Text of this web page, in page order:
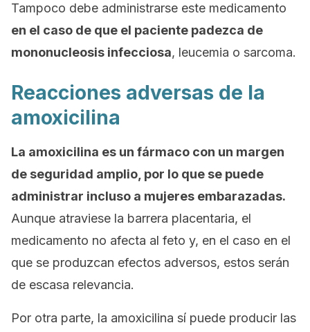
Tampoco debe administrarse este medicamento
en el caso de que el paciente padezca de
mononucleosis infecciosa, leucemia o sarcoma.
Reacciones adversas de la
amoxicilina
La amoxicilina es un fármaco con un margen
de seguridad amplio, por lo que se puede
administrar incluso a mujeres embarazadas.
Aunque atraviese la barrera placentaria, el
medicamento no afecta al feto y, en el caso en el
que se produzcan efectos adversos, estos serán
de escasa relevancia.
Por otra parte, la amoxicilina sí puede producir las